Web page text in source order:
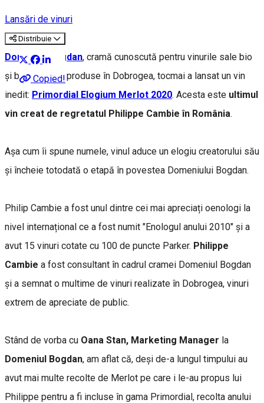
Lansări de vinuri
Distribuie
Copied!
Domeniul Bogdan, cramă cunoscută pentru vinurile sale bio
și biodinamice produse în Dobrogea, tocmai a lansat un vin
inedit: Primordial Elogium Merlot 2020. Acesta este ultimul
vin creat de regretatul Philippe Cambie în România.
Așa cum îi spune numele, vinul aduce un elogiu creatorului său
și încheie totodată o etapă în povestea Domeniului Bogdan.
Philip Cambie a fost unul dintre cei mai apreciați oenologi la
nivel internațional ce a fost numit "Enologul anului 2010" și a
avut 15 vinuri cotate cu 100 de puncte Parker. Philippe
Cambie a fost consultant în cadrul cramei Domeniul Bogdan
și a semnat o multime de vinuri realizate în Dobrogea, vinuri
extrem de apreciate de public.
Stând de vorba cu Oana Stan, Marketing Manager la
Domeniul Bogdan, am aflat că, deși de-a lungul timpului au
avut mai multe recolte de Merlot pe care i le-au propus lui
Philippe pentru a fi incluse în gama Primordial, recolta anului